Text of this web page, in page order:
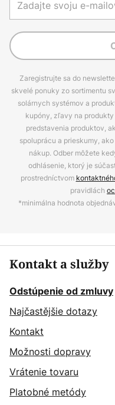
Zaregistrujte sa do
skvelé ponuky zo sortimentu
solárnych systémov a
kupóny, zľavy na
predstavenia produktov,
spoluprácu a prieskumy,
nákup. Odber môžete
odhlásenie, ktorý je
prostredníctvom
pravidlách
*minimálna hodnota
Kontakt a služby
Odstúpenie od zmluvy
Najčastějšie dotazy
Kontakt
Možnosti dopravy
Vrátenie tovaru
Platobné metódy